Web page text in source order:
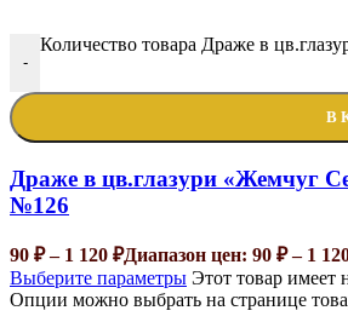
-
Количество товара Драже в
В
Драже в цв.глазури «Жемчуг
№126
90 ₽ – 1 120 ₽Диапазон цен: 90 ₽ – 1
Выберите параметры Этот товар имеет
Опции можно выбрать на странице